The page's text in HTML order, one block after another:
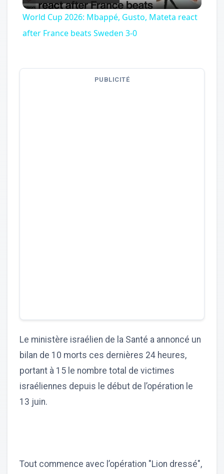
Video
World Cup 2026: Mbappé, Gusto, Mateta react
after France beats Sweden 3-0
PUBLICITÉ
Le ministère israélien de la Santé a annoncé un
bilan de 10 morts ces dernières 24 heures,
portant à 15 le nombre total de victimes
israéliennes depuis le début de l’opération le
13 juin.
Tout commence avec l’opération "Lion dressé",